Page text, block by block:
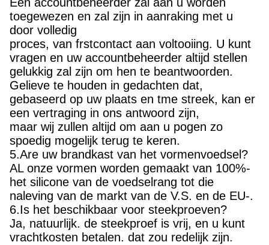
Een accountbeheerder zal aan u worden
toegewezen en zal zijn in aanraking met u
door volledig
proces, van frstcontact aan voltooiing. U kunt
vragen en uw accountbeheerder altijd stellen
gelukkig zal zijn om hen te beantwoorden.
Gelieve te houden in gedachten dat,
gebaseerd op uw plaats en tme streek, kan er
een vertraging in ons antwoord zijn,
maar wij zullen altijd om aan u pogen zo
spoedig mogelijk terug te keren.
5.Are uw brandkast van het vormenvoedsel?
AL onze vormen worden gemaakt van 100%-
het silicone van de voedselrang tot die
naleving van de markt van de V.S. en de EU-.
6.Is het beschikbaar voor steekproeven?
Ja, natuurlijk. de steekproef is vrij, en u kunt
vrachtkosten betalen. dat zou redelijk zijn.